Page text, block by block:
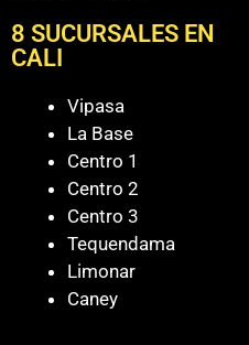
8 SUCURSALES EN
CALI
Vipasa
La Base
Centro 1
Centro 2
Centro 3
Tequendama
Limonar
Caney